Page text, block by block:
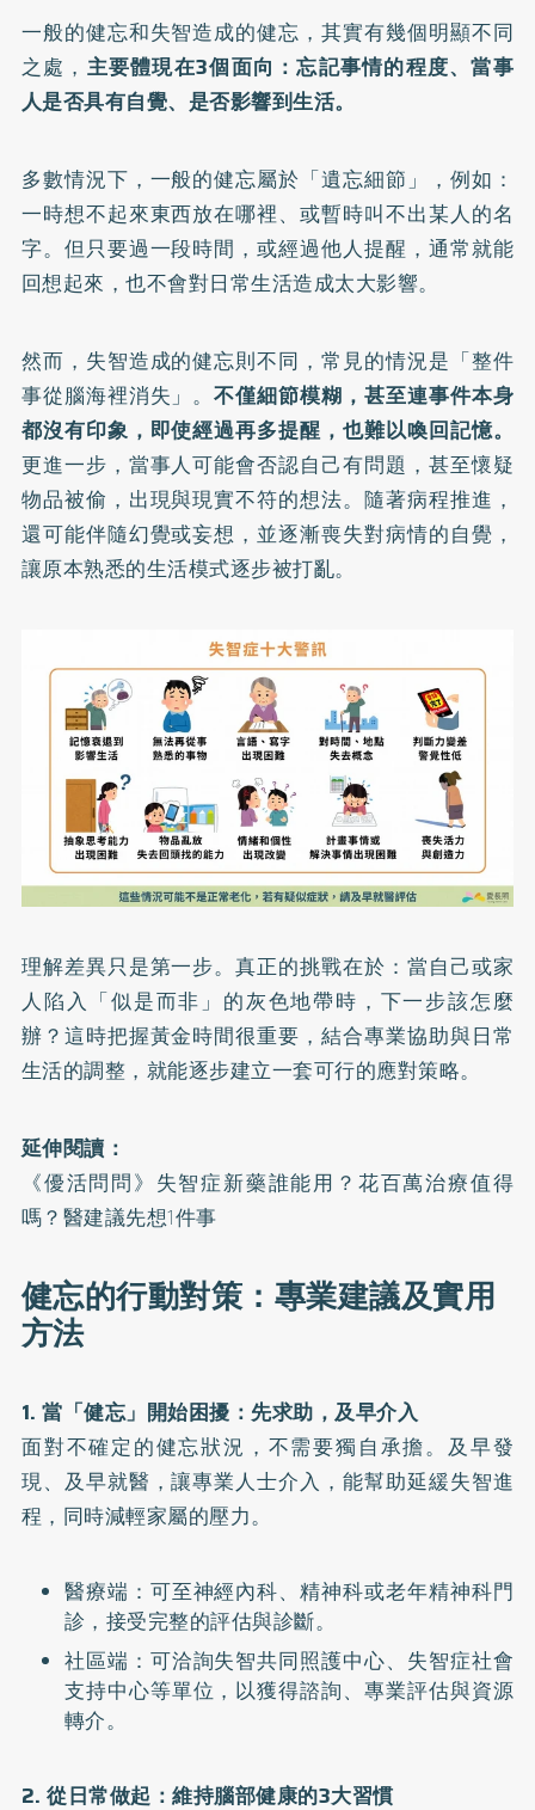
一般的健忘和失智造成的健忘，其實有幾個明顯不同
之處， 主要體現在3個面向：忘記事情的程度、當事
人是否具有自覺、是否影響到生活。
多數情況下，一般的健忘屬於「遺忘細節」，例如：
一時想不起來東西放在哪裡、或暫時叫不出某人的名
字。但只要過一段時間，或經過他人提醒，通常就能
回想起來，也不會對日常生活造成太大影響。
然而，失智造成的健忘則不同，常見的情況是「整件
事從腦海裡消失」。不僅細節模糊，甚至連事件本身
都沒有印象，即使經過再多提醒，也難以喚回記憶。
更進一步，當事人可能會否認自己有問題，甚至懷疑
物品被偷，出現與現實不符的想法。隨著病程推進，
還可能伴隨幻覺或妄想，並逐漸喪失對病情的自覺，
讓原本熟悉的生活模式逐步被打亂。
理解差異只是第一步。真正的挑戰在於：當自己或家
人陷入「似是而非」的灰色地帶時，下一步該怎麼
辦？這時把握黃金時間很重要，結合專業協助與日常
生活的調整，就能逐步建立一套可行的應對策略。
延伸閱讀：
《優活問問》失智症新藥誰能用？花百萬治療值得
嗎？醫建議先想1件事
健忘的行動對策：專業建議及實用
方法
1. 當「健忘」開始困擾：先求助，及早介入
面對不確定的健忘狀況，不需要獨自承擔。及早發
現、及早就醫，讓專業人士介入，能幫助延緩失智進
程，同時減輕家屬的壓力。
醫療端：可至神經內科、精神科或老年精神科門
診，接受完整的評估與診斷。
社區端：可洽詢失智共同照護中心、失智症社會
支持中心等單位，以獲得諮詢、專業評估與資源
轉介。
2. 從日常做起：維持腦部健康的3大習慣